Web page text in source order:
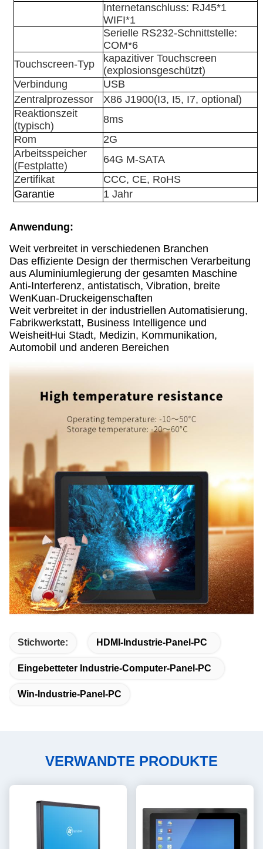
Internetanschluss: RJ45*1
WIFI*1
Serielle RS232-Schnittstelle:
COM*6
Touchscreen-Typ
kapazitiver Touchscreen
(explosionsgeschützt)
Verbindung
USB
Zentralprozessor
X86 J1900(I3, I5, I7, optional)
Reaktionszeit
(typisch)
8ms
Rom
2G
Arbeitsspeicher
(Festplatte)
64G M-SATA
Zertifikat
CCC, CE, RoHS
Garantie
1 Jahr
Anwendung:
Weit verbreitet in verschiedenen Branchen
Das effiziente Design der thermischen Verarbeitung
aus Aluminiumlegierung der gesamten Maschine
Anti-Interferenz, antistatisch, Vibration, breite
WenKuan-Druckeigenschaften
Weit verbreitet in der industriellen Automatisierung,
Fabrikwerkstatt, Business Intelligence und
WeisheitHui Stadt, Medizin, Kommunikation,
Automobil und anderen Bereichen
Stichworte: HDMI-Industrie-Panel-PC
Eingebetteter Industrie-Computer-Panel-PC
Win-Industrie-Panel-PC
VERWANDTE PRODUKTE